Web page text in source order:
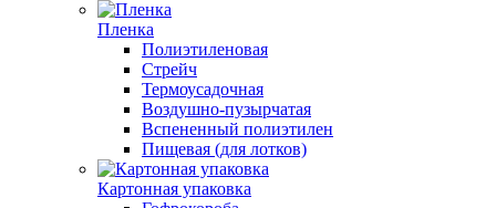
Пленка
Полиэтиленовая
Стрейч
Термоусадочная
Воздушно-пузырчатая
Вспененный полиэтилен
Пищевая (для лотков)
Картонная упаковка